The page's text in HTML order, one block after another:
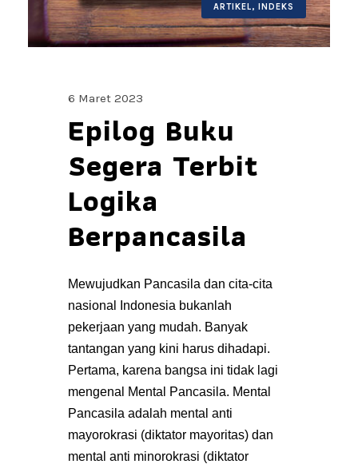
ARTIKEL, INDEKS
6 Maret 2023
Epilog Buku
Segera Terbit
Logika
Berpancasila
Mewujudkan Pancasila dan cita-cita
nasional Indonesia bukanlah
pekerjaan yang mudah. Banyak
tantangan yang kini harus dihadapi.
Pertama, karena bangsa ini tidak lagi
mengenal Mental Pancasila. Mental
Pancasila adalah mental anti
mayorokrasi (diktator mayoritas) dan
mental anti minorokrasi (diktator